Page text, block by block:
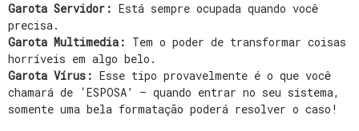
Garota Servidor: Está sempre ocupada quando você
precisa.
Garota Multimedia: Tem o poder de transformar coisas
horríveis em algo belo.
Garota Vírus: Esse tipo provavelmente é o que você
chamará de ‘ESPOSA’ – quando entrar no seu sistema,
somente uma bela formatação poderá resolver o caso!